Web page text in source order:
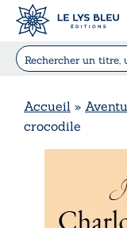
Accueil »
crocodile